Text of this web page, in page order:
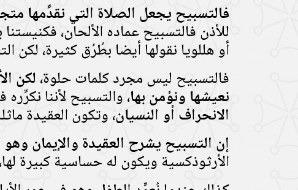
فالتسبيح يجعل الصلاة التي نقدِّمها
أو هللويا نقولها أيضا بطُرُق كثيرة،
فالتسبيح ليس مجرد كلمات حلوة، لكن
نعيشها ونؤمن بها، والتسبيح لأننا
الانحراف أو النسيان، وتكون العقيدة
إن التسبيح يشرح العقيدة والإيمان
الأرثوذكسية ويكون له حساسية كبيرة